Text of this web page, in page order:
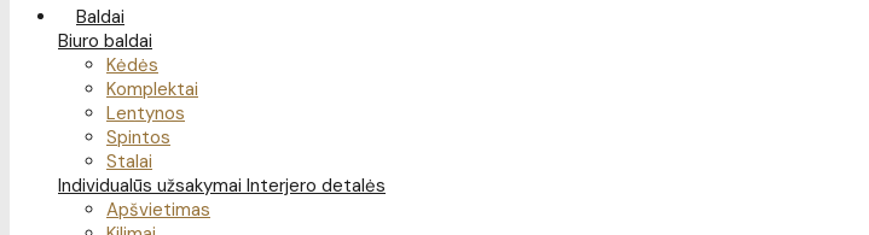
Baldai
Biuro baldai
Kėdės
Komplektai
Lentynos
Spintos
Stalai
Individualūs užsakymai Interjero detalės
Apšvietimas